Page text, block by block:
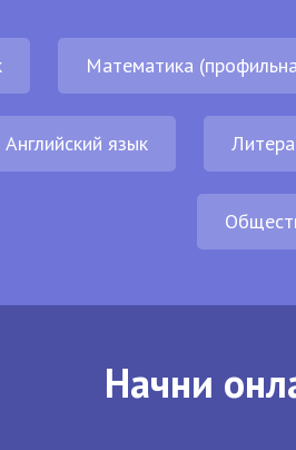
Математика
Английский язык
Начни